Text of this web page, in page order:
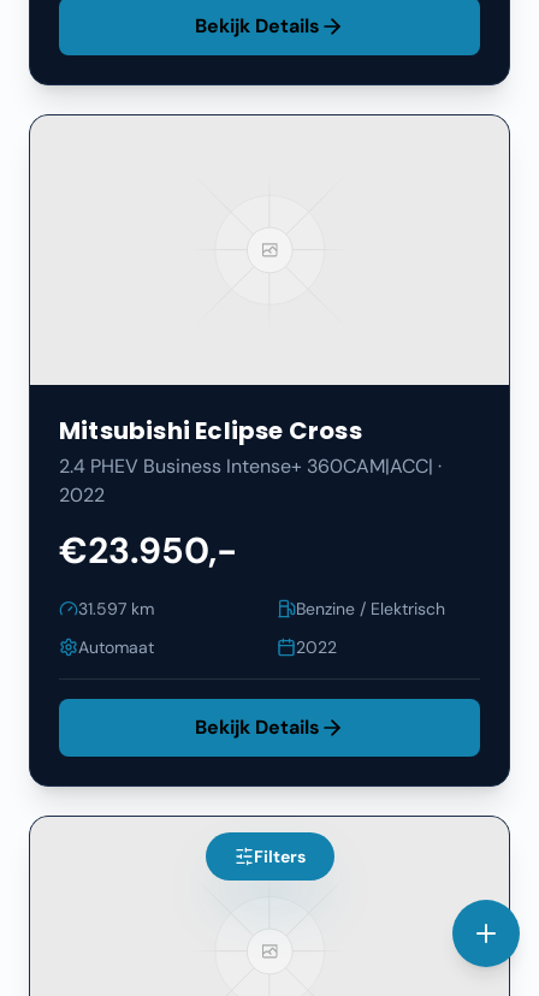
Bekijk Details
Mitsubishi Eclipse Cross
2.4 PHEV Business Intense+ 360CAM|ACC| ·
2022
€23.950,-
31.597 km
Benzine / Elektrisch
Automaat
2022
Bekijk Details
Filters